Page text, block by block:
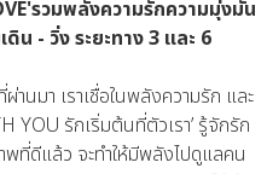
รวมพลังความรักความมุ่งมั่น
น - วิ่ง ระยะทาง 3 และ 6
มา เราเชื่อในพลังความรัก และ
YOU รักเริ่มต้นที่ตัวเรา’ รู้จักรัก
พที่ดีแล้ว จะทำให้มีพลังไปดูแลคน